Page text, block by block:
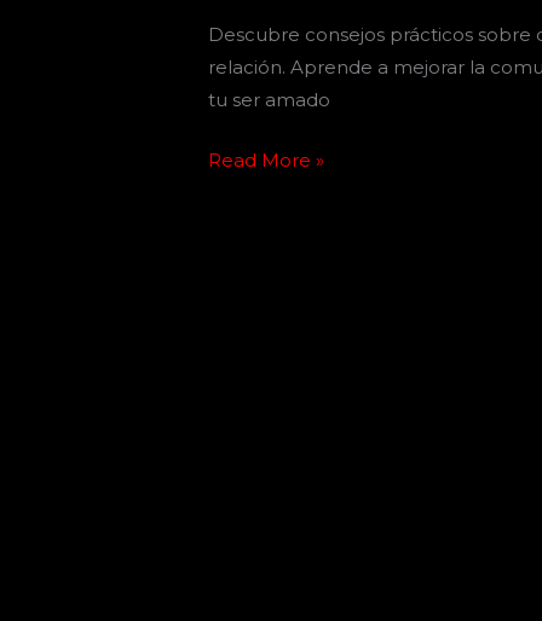
Descubre consejos prácticos
relación. Aprende a mejorar la
tu ser amado
Read More »